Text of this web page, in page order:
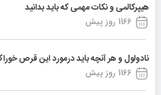
هیپرکالمی و نکات مهمی که باید بدانید
1166 روز پیش
نادولول و هر آنچه باید درمورد این قرص
1166 روز پیش